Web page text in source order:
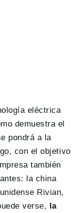
eléctrica
demuestra el
pondrá a la
con el objetivo
también
la china
Rivian,
verse, la